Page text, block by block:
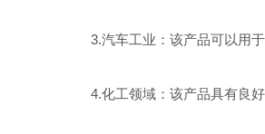
3.汽车工业：该产品可以用于
4.化工领域：该产品具有良好